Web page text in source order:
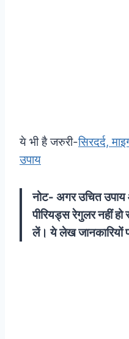
ये भी है जरुरी-सिरदर्द,
उपाय
नोट- अगर उचित
पीरियड्स रेगुलर नहीं
लें। ये लेख जानकारियों